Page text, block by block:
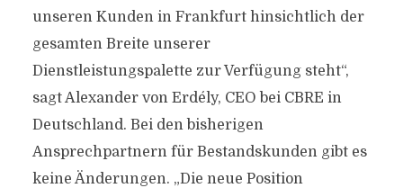
unseren Kunden in Frankfurt hinsichtlich der
gesamten Breite unserer
Dienstleistungspalette zur Verfügung steht“,
sagt Alexander von Erdély, CEO bei CBRE in
Deutschland. Bei den bisherigen
Ansprechpartnern für Bestandskunden gibt es
keine Änderungen. „Die neue Position